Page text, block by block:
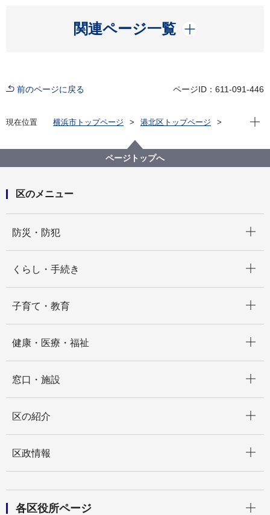
関連ページ一覧
開く
前のページに戻る ページID：611-091-446
現在位置 横浜市トップページ
港北区トップページ
港北区の公園・緑道
公園・緑道（地図検索）
港北区の公園・緑道（地図検索）Ａ－３
現在
ページトップへ
区のメニュー
防災・防犯
くらし・手続き
子育て・教育
健康・医療・福祉
窓口・施設
区の紹介
区政情報
各区役所ページ